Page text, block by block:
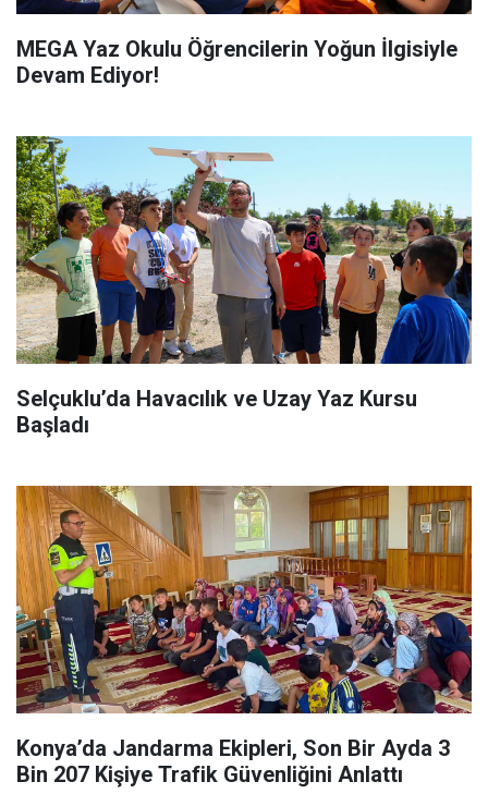
MEGA Yaz Okulu Öğrencilerin Yoğun İlgisiyle
Devam Ediyor!
Selçuklu’da Havacılık ve Uzay Yaz Kursu
Başladı
Konya’da Jandarma Ekipleri, Son Bir Ayda 3
Bin 207 Kişiye Trafik Güvenliğini Anlattı